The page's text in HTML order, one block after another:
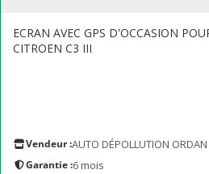
ECRAN AVEC GPS D'OCCASION
CITROEN C3 III
Vendeur :AUTO DÉPOLLUTION ORDAN
Garantie :6 mois